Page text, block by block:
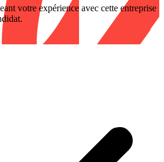
votre expérience avec cette entreprise